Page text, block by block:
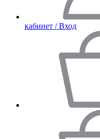
кабинет / Вход